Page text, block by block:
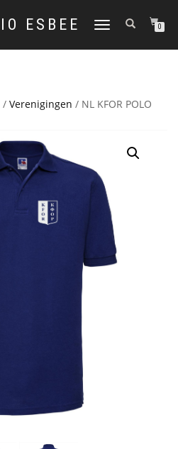
ESBEE
TOGGLE
0
/ Verenigingen / NL KFOR POLO